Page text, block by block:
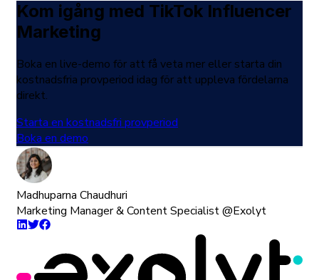
Kom igång med TikTok Influencer
Marketing
Boka en live-demo för att få veta mer eller starta din
kostnadsfria provperiod idag för att uppleva fördelarna
direkt.
Starta en kostnadsfri provperiod
Boka en demo
Madhuparna Chaudhuri
Marketing Manager & Content Specialist @Exolyt